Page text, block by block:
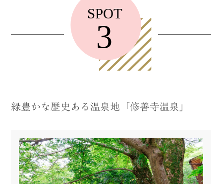
緑豊かな歴史ある温泉地「修善寺温泉」